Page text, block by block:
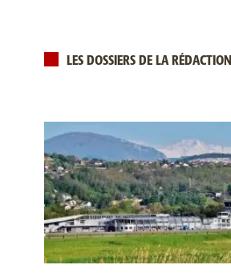
LES DOSSIERS DE LA RÉDACTION